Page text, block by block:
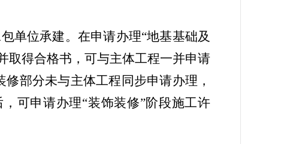
单位承建。在申请办理“地基基础及
取得合格书，可与主体工程一并申请
修部分未与主体工程同步申请办理 ，
，可申请办理“装饰装修”阶段施工许